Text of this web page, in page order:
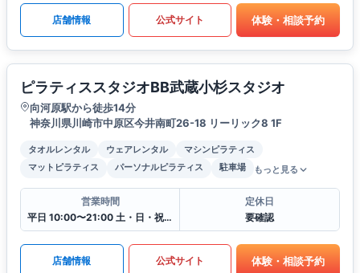
店舗情報 公式サイト 体験・相談予約
ピラティススタジオBB武蔵小杉スタジオ
向河原駅から徒歩14分
神奈川県川崎市中原区今井南町26-18 リーリック8 1F
タオルレンタル ウェアレンタル
マシンピラティス
マットピラティス
パーソナルピラティス 駐車場 もっと見る
営業時間
平日 10:00〜21:00 土・日・祝 9:00〜19:00
定休日
要確認
店舗情報 公式サイト 体験・相談予約